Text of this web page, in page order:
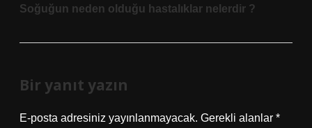
Soğuğun neden olduğu hastalıklar nelerdir ?
Bir yanıt yazın
E-posta adresiniz yayınlanmayacak. Gerekli alanlar *